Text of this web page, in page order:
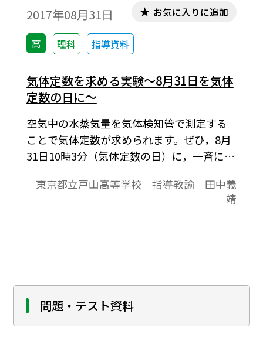
2017年08月31日
高 理科 指導資料
お気に入りに追加
気体定数を求める実験～8月31日を気体
定数の日に～
空気中の水蒸気量を気体検知管で測定する
ことで気体定数が求められます。ぜひ，8月
31日10時3分（気体定数の日）に，一斉に気
で，気体定数がどこで求めても変わらない
東京都立戸山高等学校 指導教諭 田中義
靖
問題・テスト資料